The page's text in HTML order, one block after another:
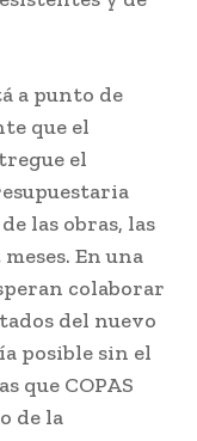
a punto de
que el
el
las obras, las
En una
colaborar
del nuevo
posible sin el
que COPAS
de la